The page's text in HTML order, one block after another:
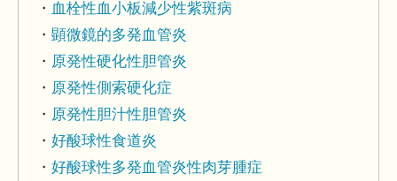
血栓性血小板減少性紫斑病
顕微鏡的多発血管炎
原発性硬化性胆管炎
原発性側索硬化症
原発性胆汁性胆管炎
好酸球性食道炎
好酸球性多発血管炎性肉芽腫症